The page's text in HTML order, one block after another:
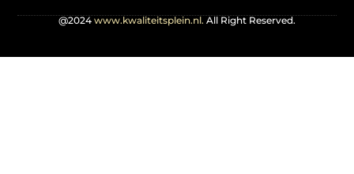
@2024 www.kwaliteitsplein.nl. All Right Reserved.